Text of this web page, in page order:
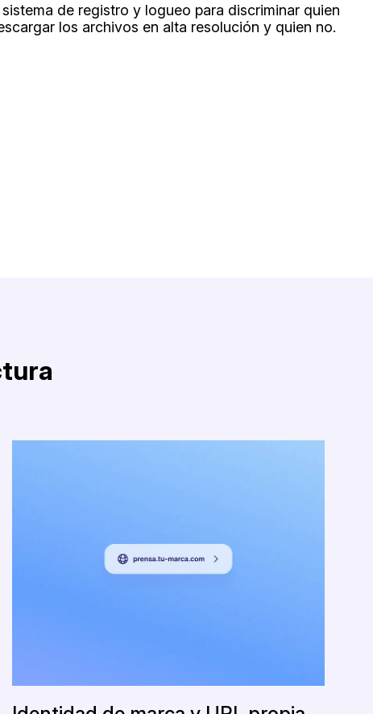
de registro y logueo para discriminar quien
los archivos en alta resolución y quien no.